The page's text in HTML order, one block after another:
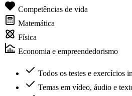
Competências de vida
Matemática
Física
Economia e empreendedorismo
Todos os testes e exercícios
Temas em vídeo, áudio e